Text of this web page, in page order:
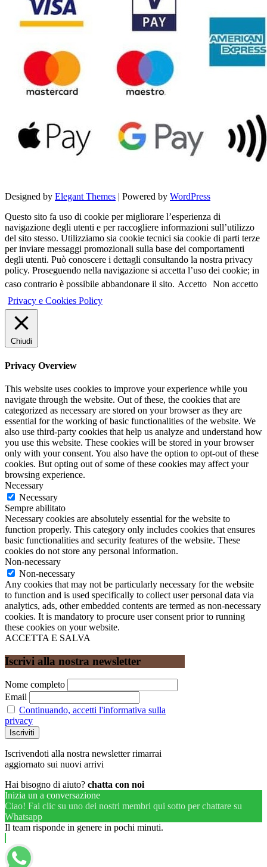
Designed by Elegant Themes | Powered by WordPress
Questo sito fa uso di cookie per migliorare l’esperienza di
navigazione degli utenti e per raccogliere informazioni sull’utilizzo
del sito stesso. Utilizziamo sia cookie tecnici sia cookie di parti terze
per inviare messaggi promozionali sulla base dei comportamenti
degli utenti. Può conoscere i dettagli consultando la nostra privacy
policy. Proseguendo nella navigazione si accetta l’uso dei cookie; in
caso contrario è possibile abbandonare il sito. Accetto Non accetto
Privacy e Cookies Policy
Chiudi
Privacy Overview
This website uses cookies to improve your experience while you
navigate through the website. Out of these, the cookies that are
categorized as necessary are stored on your browser as they are
essential for the working of basic functionalities of the website. We
also use third-party cookies that help us analyze and understand how
you use this website. These cookies will be stored in your browser
only with your consent. You also have the option to opt-out of these
cookies. But opting out of some of these cookies may affect your
browsing experience.
Necessary
Necessary
Sempre abilitato
Necessary cookies are absolutely essential for the website to
function properly. This category only includes cookies that ensures
basic functionalities and security features of the website. These
cookies do not store any personal information.
Non-necessary
Non-necessary
Any cookies that may not be particularly necessary for the website
to function and is used specifically to collect user personal data via
analytics, ads, other embedded contents are termed as non-necessary
cookies. It is mandatory to procure user consent prior to running
these cookies on your website.
ACCETTA E SALVA
Iscrivi alla nostra newsletter
Nome completo
Email
Continuando, accetti l'informativa sulla
privacy
Iscrivendoti alla nostra newsletter rimarrai
aggiornato sui nuovi arrivi
Hai bisogno di aiuto? chatta con noi
Inizia un a conversazione
Ciao! Fai clic su uno dei nostri membri qui sotto per chattare su
Whatsapp
Il team risponde in genere in pochi minuti.